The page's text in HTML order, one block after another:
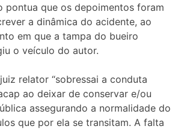
pontua que os depoimentos foram
a dinâmica do acidente, ao
em que a tampa do bueiro
o veículo do autor.
relator “sobressai a conduta
ao deixar de conservar e/ou
assegurando a normalidade do
que por ela se transitam. A falta